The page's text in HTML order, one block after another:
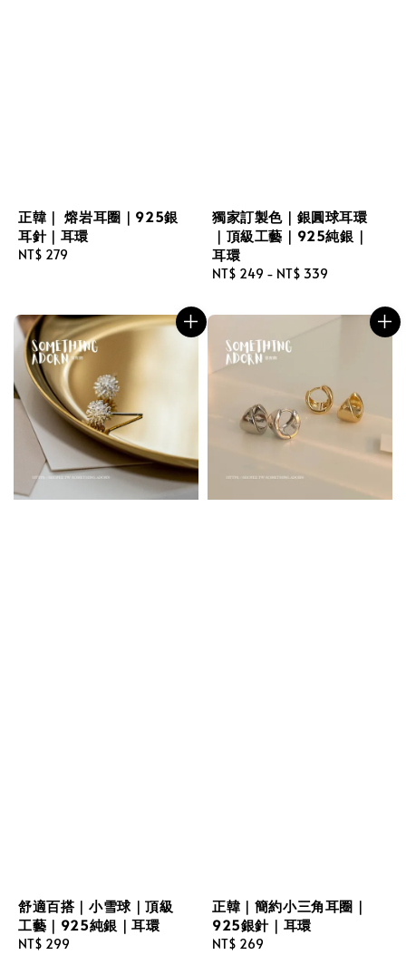
正韓｜ 熔岩耳圈｜925銀
耳針｜耳環
Regular
NT$ 279
獨家訂製色｜銀圓球耳環
｜頂級工藝｜925純銀｜
耳環
Regular
NT$ 249 - NT$ 339
舒適百搭｜小雪球｜頂級
工藝｜925純銀｜耳環
Regular
NT$ 299
正韓｜簡約小三角耳圈｜
925銀針｜耳環
Regular
NT$ 269